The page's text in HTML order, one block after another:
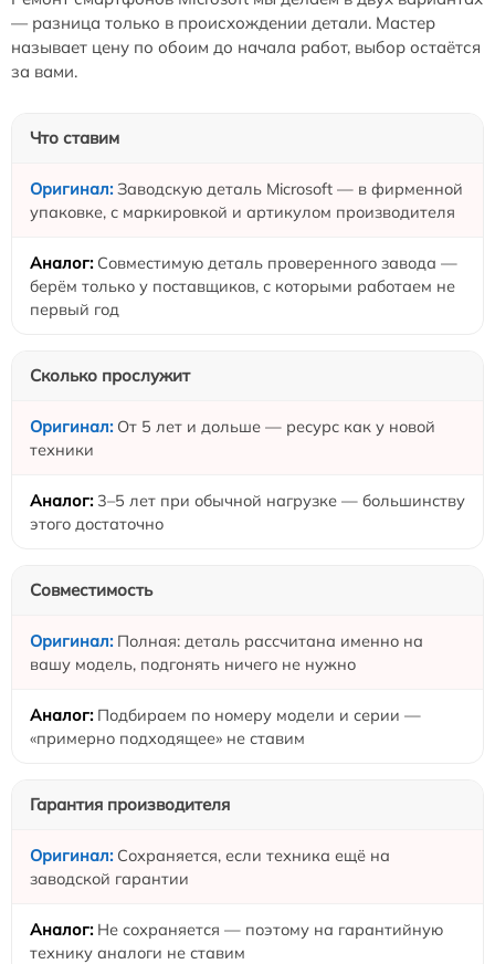
— разница только в происхождении детали. Мастер
называет цену по обоим до начала работ, выбор остаётся
за вами.
Что ставим
Заводскую деталь Microsoft — в фирменной
упаковке, с маркировкой и артикулом производителя
Совместимую деталь проверенного завода —
берём только у поставщиков, с которыми работаем не
первый год
Сколько прослужит
От 5 лет и дольше — ресурс как у новой
техники
3–5 лет при обычной нагрузке — большинству
этого достаточно
Совместимость
Полная: деталь рассчитана именно на
вашу модель, подгонять ничего не нужно
Подбираем по номеру модели и серии —
«примерно подходящее» не ставим
Гарантия производителя
Сохраняется, если техника ещё на
заводской гарантии
Не сохраняется — поэтому на гарантийную
технику аналоги не ставим